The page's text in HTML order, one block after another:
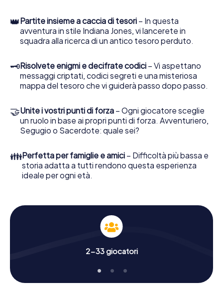
👑Partite insieme a caccia di tesori – In questa
avventura in stile Indiana Jones, vi lancerete in
squadra alla ricerca di un antico tesoro perduto.
🗝Risolvete enigmi e decifrate codici – Vi aspettano
messaggi criptati, codici segreti e una misteriosa
mappa del tesoro che vi guiderà passo dopo passo.
🤝Unite i vostri punti di forza – Ogni giocatore sceglie
un ruolo in base ai propri punti di forza. Avventuriero,
Segugio o Sacerdote: quale sei?
👪Perfetta per famiglie e amici – Difficoltà più bassa e
storia adatta a tutti rendono questa esperienza
ideale per ogni età.
2-33 giocatori